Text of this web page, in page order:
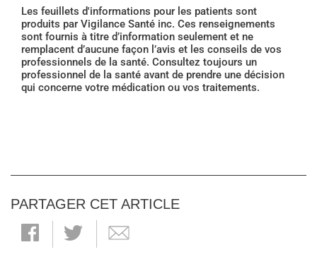
Les feuillets d'informations pour les patients sont
produits par Vigilance Santé inc. Ces renseignements
sont fournis à titre d’information seulement et ne
remplacent d’aucune façon l’avis et les conseils de vos
professionnels de la santé. Consultez toujours un
professionnel de la santé avant de prendre une décision
qui concerne votre médication ou vos traitements.
PARTAGER CET ARTICLE